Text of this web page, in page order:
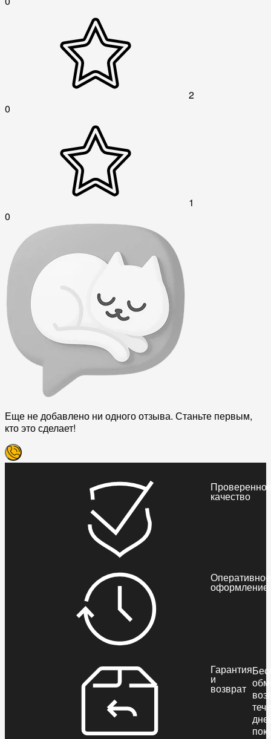
2
0
1
0
Еще не добавлено ни одного отзыва. Станьте первым,
кто это сделает!
качество
Оперативное
оформление
Гарантия
и
возврат